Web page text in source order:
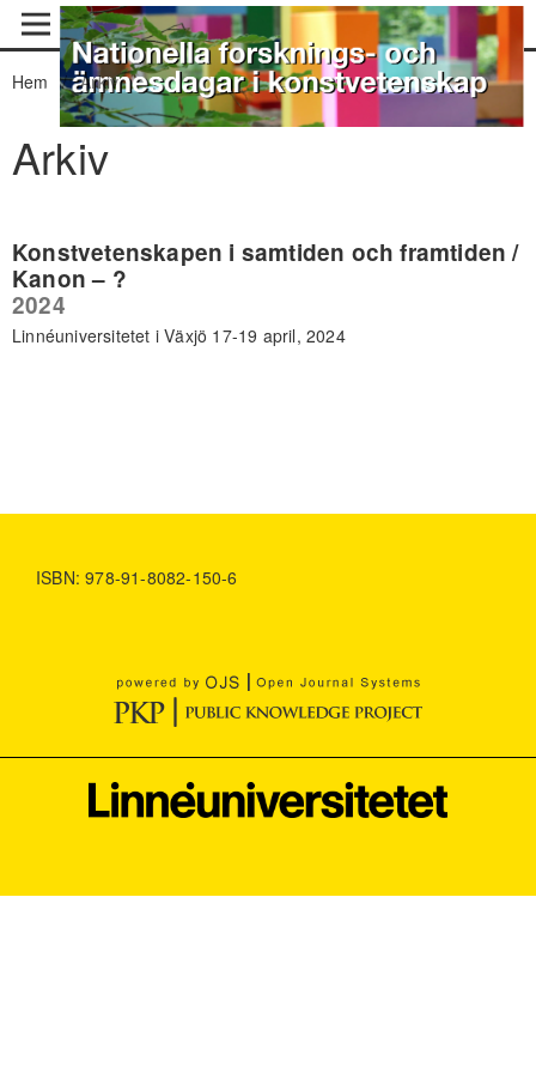
Hem / Arkiv
Arkiv
Konstvetenskapen i samtiden och framtiden /
Kanon – ?
2024
Linnéuniversitetet i Växjö 17-19 april, 2024
ISBN: 978-91-8082-150-6